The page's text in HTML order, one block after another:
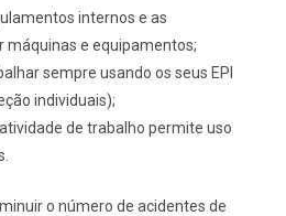
internos e as
máquinas e equipamentos;
sempre usando os seus EPI
individuais);
de trabalho permite uso
o número de acidentes de